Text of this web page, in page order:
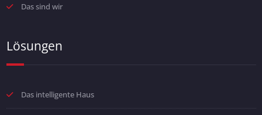
Das sind wir
Lösungen
Das intelligente Haus